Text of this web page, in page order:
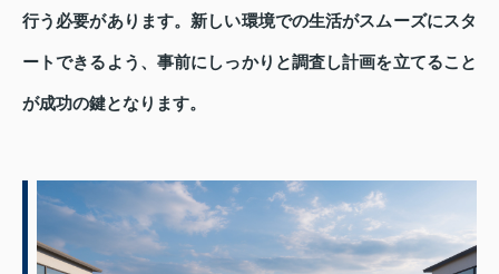
行う必要があります。新しい環境での生活がスムーズにスタ
ートできるよう、事前にしっかりと調査し計画を立てること
が成功の鍵となります。